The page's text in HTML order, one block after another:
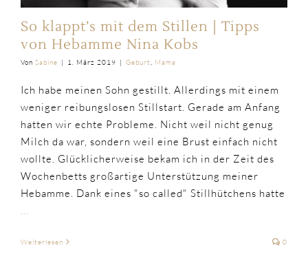
So klappt’s mit dem Stillen | Tipps
von Hebamme Nina Kobs
Von Sabine | 1. März 2019 | Geburt, Mama
Ich habe meinen Sohn gestillt. Allerdings mit einem
weniger reibungslosen Stillstart. Gerade am Anfang
hatten wir echte Probleme. Nicht weil nicht genug
Milch da war, sondern weil eine Brust einfach nicht
wollte. Glücklicherweise bekam ich in der Zeit des
Wochenbetts großartige Unterstützung meiner
Hebamme. Dank eines "so called" Stillhütchens hatte
...
Weiterlesen 0